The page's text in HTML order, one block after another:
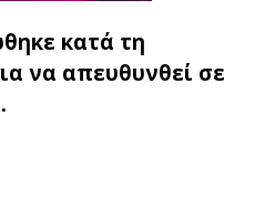
κατά τη
να απευθυνθεί σε